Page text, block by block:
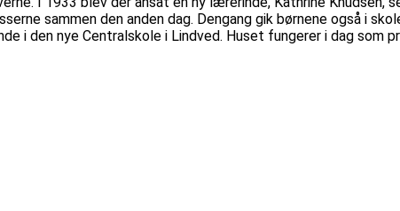
sammen den anden dag. Dengang gik børnene også i
i den nye Centralskole i Lindved. Huset fungerer i dag som